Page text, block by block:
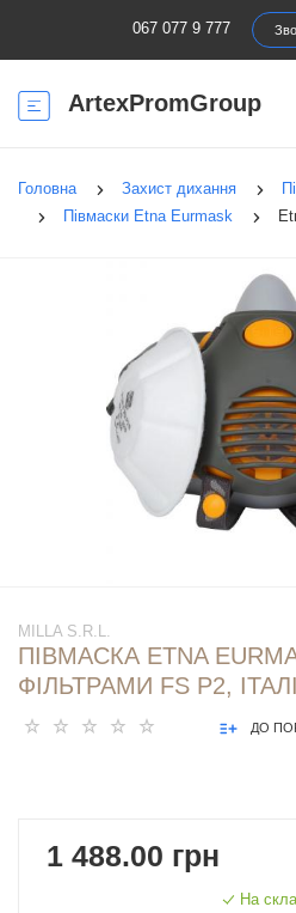
067 077 9 777
ArtexPromGroup
Головна Захист дихання
Півмаски Etna Eurmask
MILLA S.R.L.
ПІВМАСКА ETNA
ФІЛЬТРАМИ FS Р2,
ДО
1 488.00 грн
На